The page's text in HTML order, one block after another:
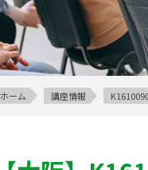
ホーム 講座情報